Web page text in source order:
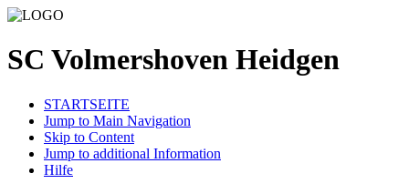
SC Volmershoven Heidgen
STARTSEITE
Jump to Main Navigation
Skip to Content
Jump to additional Information
Hilfe